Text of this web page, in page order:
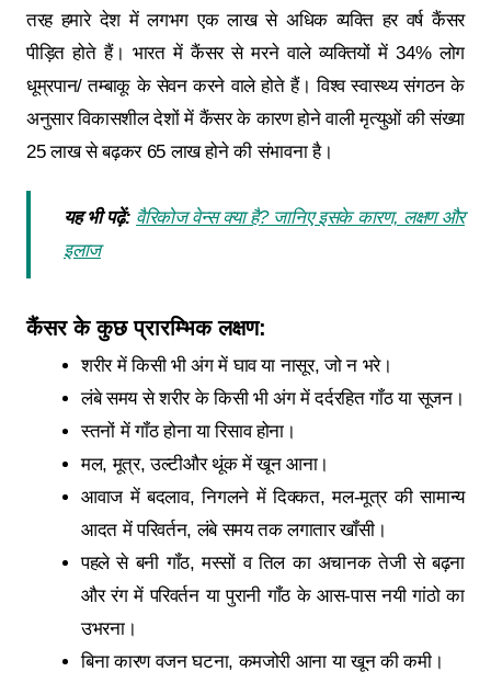
तरह हमारे देश में लगभग एक लाख से अधिक व्यक्ति हर वर्ष कैंसर
पीड़ित होते हैं। भारत में कैंसर से मरने वाले व्यक्तियों में 34% लोग
धूम्रपान/ तम्बाकू के सेवन करने वाले होते हैं। विश्व स्वास्थ्य संगठन के
अनुसार विकासशील देशों में कैंसर के कारण होने वाली मृत्‍युओं की संख्या
25 लाख से बढ़कर 65 लाख होने की संभावना है।
यह भी पढ़ें: वैरिकोज वेन्स क्या है? जानिए इसके कारण, लक्षण और
इलाज
कैंसर के कुछ प्रारम्भिक लक्षण:
शरीर में किसी भी अंग में घाव या नासूर, जो न भरे।
लंबे समय से शरीर के किसी भी अंग में दर्दरहित गॉंठ या सूजन।
स्तनों में गॉंठ होना या रिसाव होना।
मल, मूत्र, उल्टीऔर थूंक में खून आना।
आवाज में बदलाव, निगलने में दिक्कत, मल-मूत्र की सामान्य
आदत में परिवर्तन, लंबे समय तक लगातार खॉंसी।
पहले से बनी गॉंठ, मस्सों व तिल का अचानक तेजी से बढ़ना
और रंग में परिवर्तन या पुरानी गॉंठ के आस-पास नयी गांठो का
उभरना।
बिना कारण वजन घटना, कमजोरी आना या खून की कमी।